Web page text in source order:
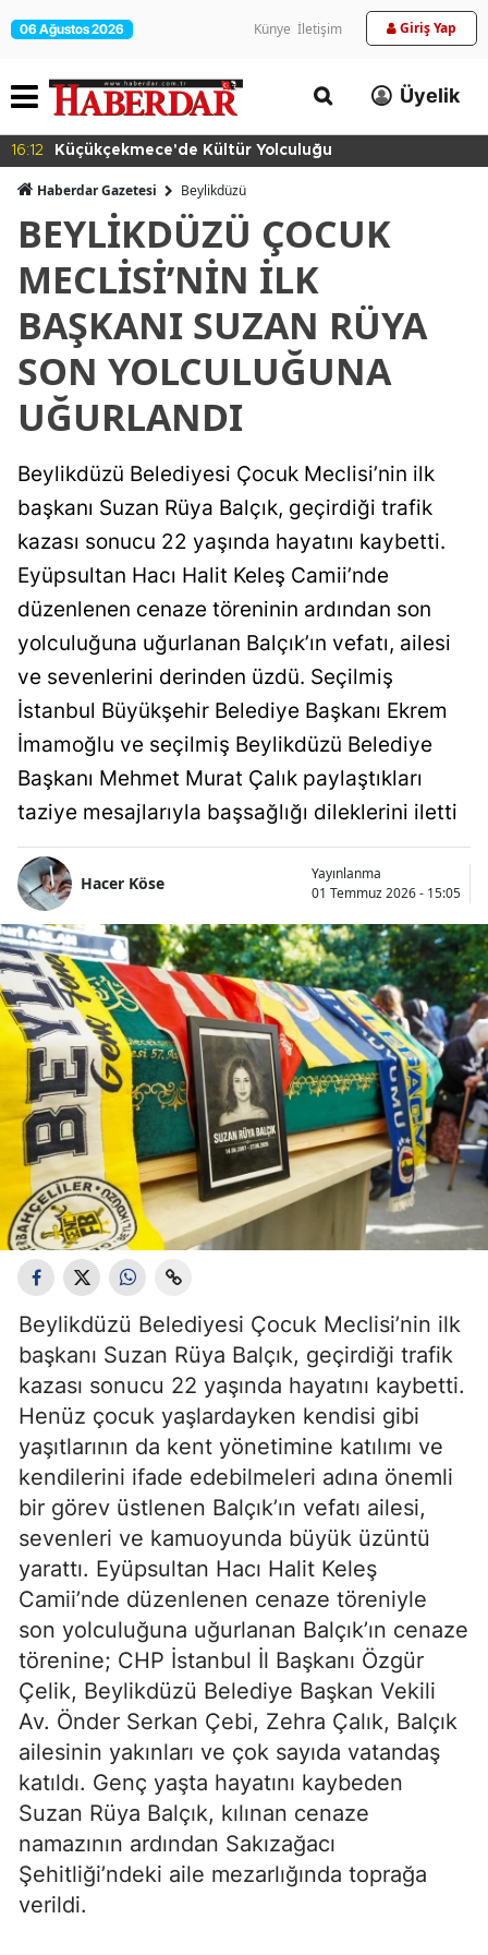
06 Ağustos 2026 Künye İletişim Giriş Yap
Üyelik
16:12 Küçükçekmece'de Kültür Yolculuğu
Haberdar Gazetesi Beylikdüzü
BEYLİKDÜZÜ ÇOCUK
MECLİSİ’NİN İLK
BAŞKANI SUZAN RÜYA
SON YOLCULUĞUNA
UĞURLANDI
Beylikdüzü Belediyesi Çocuk Meclisi’nin ilk
başkanı Suzan Rüya Balçık, geçirdiği trafik
kazası sonucu 22 yaşında hayatını kaybetti.
Eyüpsultan Hacı Halit Keleş Camii’nde
düzenlenen cenaze töreninin ardından son
yolculuğuna uğurlanan Balçık’ın vefatı, ailesi
ve sevenlerini derinden üzdü. Seçilmiş
İstanbul Büyükşehir Belediye Başkanı Ekrem
İmamoğlu ve seçilmiş Beylikdüzü Belediye
Başkanı Mehmet Murat Çalık paylaştıkları
taziye mesajlarıyla başsağlığı dileklerini iletti
Hacer Köse
Yayınlanma
01 Temmuz 2026 - 15:05
Beylikdüzü Belediyesi Çocuk Meclisi’nin ilk
başkanı Suzan Rüya Balçık, geçirdiği trafik
kazası sonucu 22 yaşında hayatını kaybetti.
Henüz çocuk yaşlardayken kendisi gibi
yaşıtlarının da kent yönetimine katılımı ve
kendilerini ifade edebilmeleri adına önemli
bir görev üstlenen Balçık’ın vefatı ailesi,
sevenleri ve kamuoyunda büyük üzüntü
yarattı. Eyüpsultan Hacı Halit Keleş
Camii’nde düzenlenen cenaze töreniyle
son yolculuğuna uğurlanan Balçık’ın cenaze
törenine; CHP İstanbul İl Başkanı Özgür
Çelik, Beylikdüzü Belediye Başkan Vekili
Av. Önder Serkan Çebi, Zehra Çalık, Balçık
ailesinin yakınları ve çok sayıda vatandaş
katıldı. Genç yaşta hayatını kaybeden
Suzan Rüya Balçık, kılınan cenaze
namazının ardından Sakızağacı
Şehitliği’ndeki aile mezarlığında toprağa
verildi.